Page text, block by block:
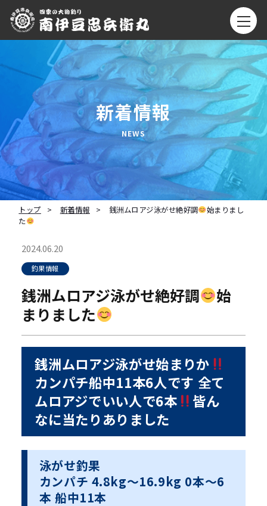
新着情報
トップ 新着情報 銭洲ムロアジ泳がせ絶好調
始まりまし
た
2024.06.20
釣果情報
銭洲ムロアジ泳がせ絶好調
始
まりました
銭洲ムロアジ泳がせ始まりか
カンパチ船中11本6人です 全て
ムロアジでいい人で6本
皆ん
なに当たりありました
泳がせ釣果
カンパチ 4.8kg〜16.9kg 0本〜6
本 船中11本